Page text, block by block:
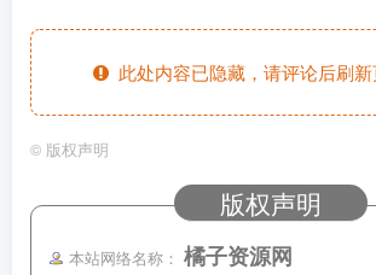
此处内容已隐藏，请评论后刷新
© 版权声明
版权声明
本站网络名称： 橘子资源网